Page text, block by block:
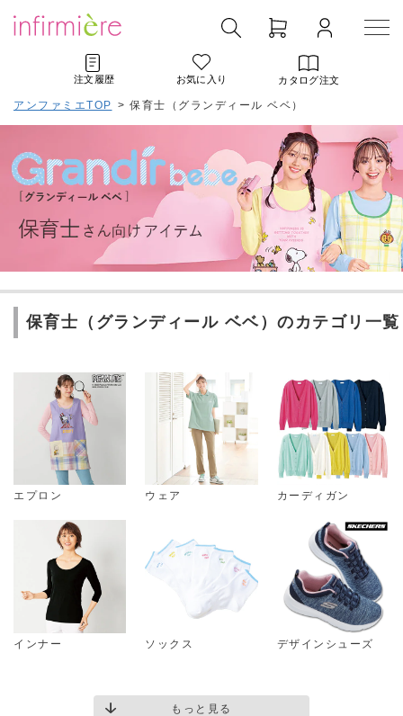
注文履歴 お気に入り カタログ注文
アンファミエTOP > 保育士（グランディール ベベ）
保育士（グランディール ベベ）のカテゴリ一覧
エプロン ウェア カーディガン
インナー ソックス デザインシューズ
もっと見る